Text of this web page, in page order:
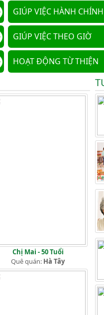
GIÚP VIỆC HÀNH CHÍNH
GIÚP VIỆC THEO GIỜ
HOẠT ĐỘNG TỪ THIỆN
Chị Mai - 50 Tuổi
Quê quán: Hà Tây